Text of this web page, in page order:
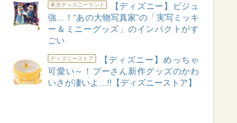
東京ディズニーランド
【ディズニー】ビジュ
強…！“あの大物写真家”の「実写ミッキ
ー＆ミニーグッズ」のインパクトがす
ごい
ディズニーストア
【ディズニー】めっちゃ
可愛い～！プーさん新作グッズのかわ
いさが凄いよ…!!【ディズニーストア】